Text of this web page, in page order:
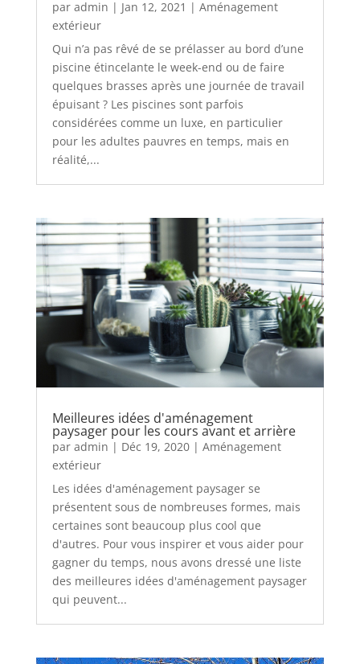
par admin | Jan 12, 2021 | Aménagement
extérieur
Qui n’a pas rêvé de se prélasser au bord d’une
piscine étincelante le week-end ou de faire
quelques brasses après une journée de travail
épuisant ? Les piscines sont parfois
considérées comme un luxe, en particulier
pour les adultes pauvres en temps, mais en
réalité,...
Meilleures idées d'aménagement
paysager pour les cours avant et arrière
par admin | Déc 19, 2020| Aménagement
extérieur
Les idées d'aménagement paysager se
présentent sous de nombreuses formes, mais
certaines sont beaucoup plus cool que
d'autres. Pour vous inspirer et vous aider pour
gagner du temps, nous avons dressé une liste
des meilleures idées d'aménagement paysager
qui peuvent...